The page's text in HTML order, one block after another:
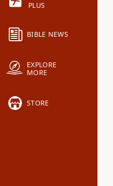
PLUS
BIBLE NEWS
EXPLORE
MORE
STORE